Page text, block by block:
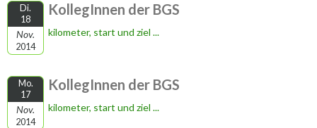
Di.
18
Nov.
2014
KollegInnen der BGS
kilometer, start und ziel ...
Mo.
17
Nov.
2014
KollegInnen der BGS
kilometer, start und ziel ...